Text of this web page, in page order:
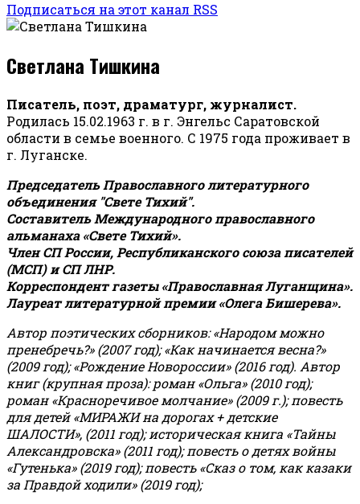
Подписаться на этот канал RSS
Светлана Тишкина
Писатель, поэт, драматург, журналист.
Родилась 15.02.1963 г. в г. Энгельс Саратовской
области в семье военного. С 1975 года проживает в
г. Луганске.
Председатель Православного литературного
объединения "Свете Тихий".
Составитель Международного православного
альманаха «Свете Тихий».
Член СП России, Республиканского союза писателей
(МСП) и СП ЛНР.
Корреспондент газеты «Православная Луганщина».
Лауреат литературной премии «Олега Бишерева».
Автор поэтических сборников: «Народом можно
пренебречь?» (2007 год); «Как начинается весна?»
(2009 год); «Рождение Новороссии» (2016 год). Автор
книг (крупная проза): роман «Ольга» (2010 год);
роман «Красноречивое молчание» (2009 г.); повесть
для детей «МИРАЖИ на дорогах + детские
ШАЛОСТИ», (2011 год); историческая книга «Тайны
Александровска» (2011 год); повесть о детях войны
«Гутенька» (2019 год); повесть «Сказ о том, как казаки
за Правдой ходили» (2019 год);